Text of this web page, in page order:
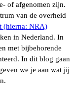
of afgenomen zijn.
van de overheid
(hierna: NRA)
in Nederland. In
met bijbehorende
In dit blog gaan
we je aan wat jij